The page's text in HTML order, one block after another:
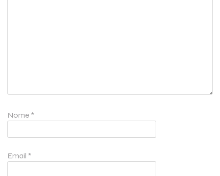
Nome *
Email *